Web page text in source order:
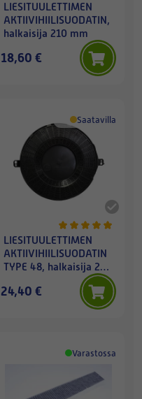
LIESITUULETTIMEN
AKTIIVIHIILISUODATIN,
halkaisija 210 mm
18,60 €
Saatavilla
LIESITUULETTIMEN
AKTIIVIHIILISUODATIN
TYPE 48, halkaisija 236
24,40 €
Varastossa